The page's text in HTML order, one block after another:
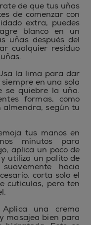
de que tus uñas
de comenzar con
extra, puedes
blanco en un
uñas después del
cualquier residuo
la lima para dar
en una sola
se quiebre la uña.
formas, como
almendra, según tu
tus manos en
minutos para
aplica un poco de
y utiliza un palito de
hacia
corta solo el
cutículas, pero ten
una crema
masajea bien para